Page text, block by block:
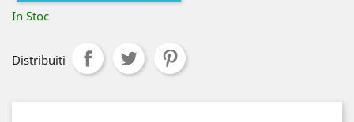
In Stoc
Distribuiti